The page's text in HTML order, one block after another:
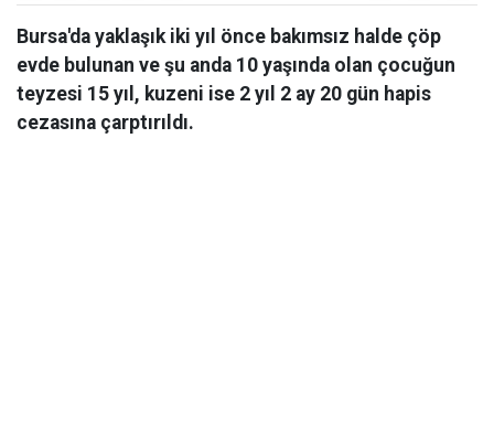
Bursa'da yaklaşık iki yıl önce bakımsız halde çöp
evde bulunan ve şu anda 10 yaşında olan çocuğun
teyzesi 15 yıl, kuzeni ise 2 yıl 2 ay 20 gün hapis
cezasına çarptırıldı.